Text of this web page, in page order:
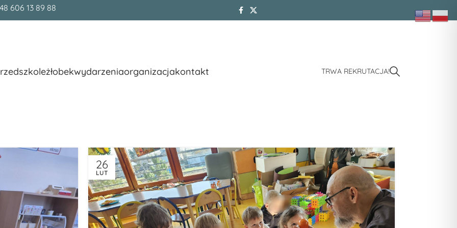
606 13 89 88
żłobekwydarzeniaorganizacjakontakt TRWA REKRUTACJA!
26
LUT